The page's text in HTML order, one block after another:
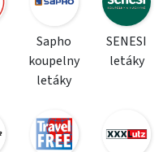
Sapho
koupelny
letáky
SENESI
letáky